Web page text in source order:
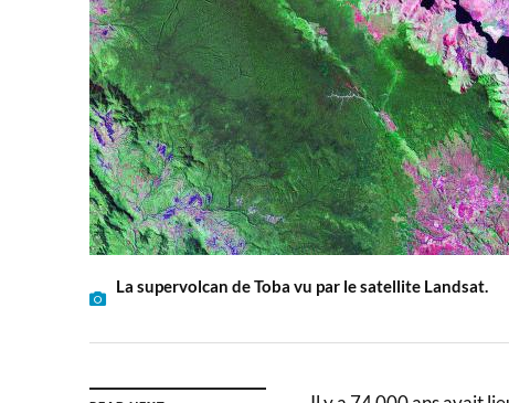
La supervolcan de Toba vu par le satellite Landsat.